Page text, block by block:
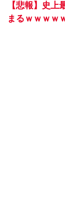
【悲報】史
まるｗｗｗｗ